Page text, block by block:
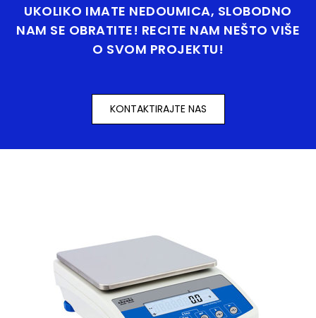
UKOLIKO IMATE NEDOUMICA, SLOBODNO
NAM SE OBRATITE! RECITE NAM NEŠTO VIŠE
O SVOM PROJEKTU!
KONTAKTIRAJTE NAS